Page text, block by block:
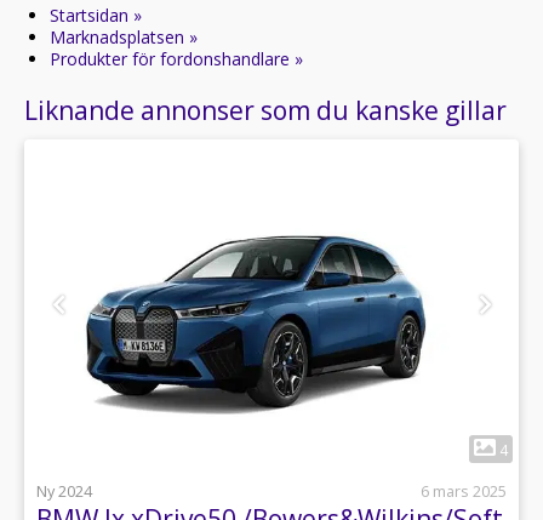
Startsidan »
Marknadsplatsen »
Produkter för fordonshandlare »
Liknande annonser som du kanske gillar
4
Ny 2024
6 mars 2025